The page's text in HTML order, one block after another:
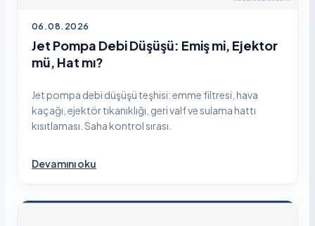
06.08.2026
Jet Pompa Debi Düşüşü: Emiş mi, Ejektor
mü, Hat mı?
Jet pompa debi düşüşü teşhisi: emme filtresi, hava
kaçağı, ejektör tıkanıklığı, geri valf ve sulama hattı
kısıtlaması. Saha kontrol sırası.
Devamını oku